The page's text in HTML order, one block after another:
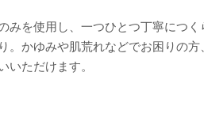
みを使用し、一つひとつ丁寧につ
。かゆみや肌荒れなどでお困りの
いただけます。